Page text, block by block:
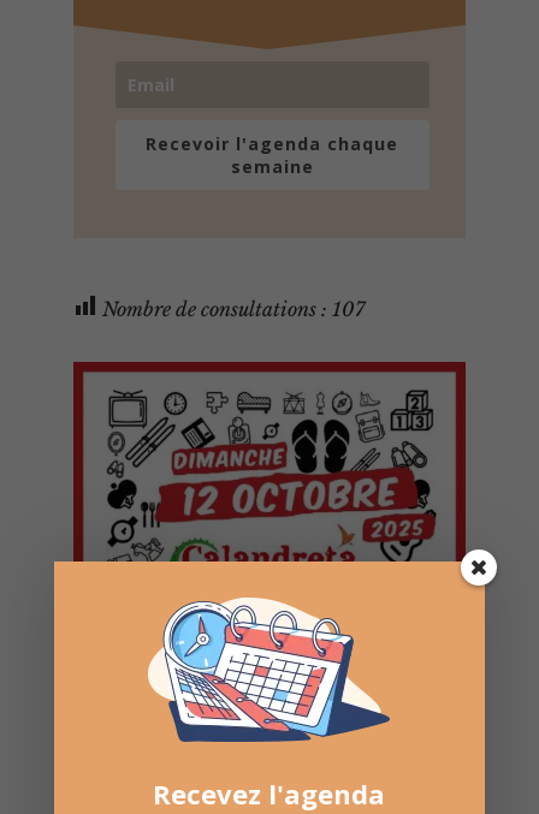
Recevoir l'agenda chaque
semaine
Nombre de consultations : 107
Recevez l'agenda